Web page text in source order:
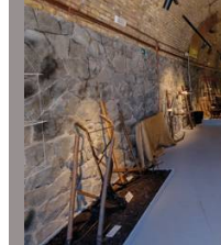
vino
dei
Castelli
romani